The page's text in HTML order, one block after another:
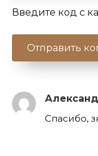
Введите код с
Спасибо,